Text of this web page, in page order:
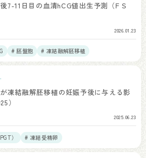
7-11日目の血清hCG値出生予測（F S
2026.01.23
# 胚盤胞 # 凍結融解胚移植
凍結融解胚移植の妊娠予後に与える影
）
2025.06.23
） # 凍結受精卵